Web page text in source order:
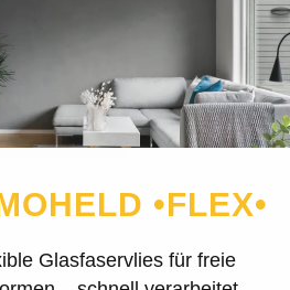
•FLEX•
für freie